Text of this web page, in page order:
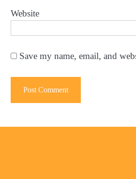
Website
Save my name, email, and